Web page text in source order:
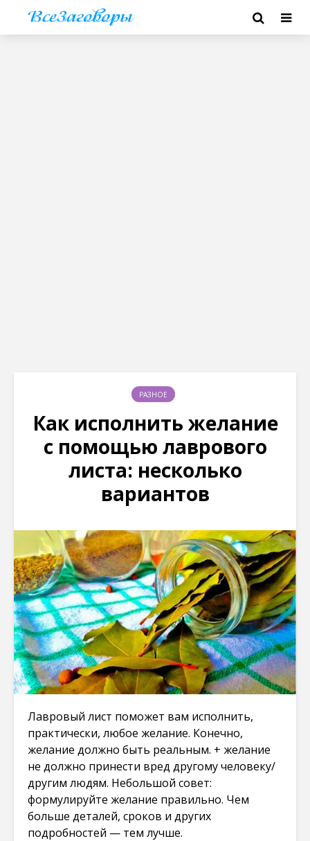
РАЗНОЕ
Как исполнить желание
с помощью лаврового
листа: несколько
вариантов
Лавровый лист поможет вам исполнить,
практически, любое желание. Конечно,
желание должно быть реальным. + желание
не должно принести вред другому человеку/
другим людям. Небольшой совет:
формулируйте желание правильно. Чем
больше деталей, сроков и других
подробностей — тем лучше.